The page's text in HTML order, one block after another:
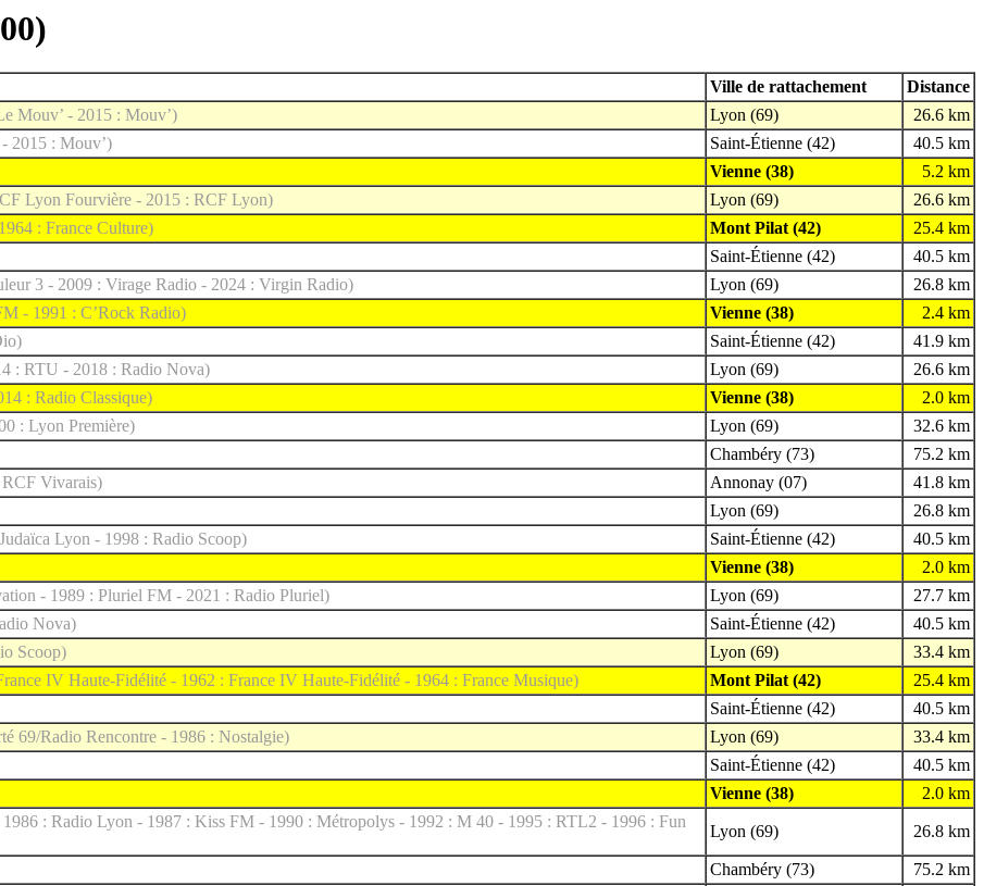
Ville de rattachement
Distance
Mouv’ - 2015 : Mouv’) Lyon (69)
26.6 km
2015 : Mouv’) Saint-Étienne (42)
40.5 km
Vienne (38)
5.2 km
Lyon Fourvière - 2015 : RCF Lyon) Lyon (69)
26.6 km
: France Culture) Mont Pilat (42)
25.4 km
Saint-Étienne (42)
40.5 km
3 - 2009 : Virage Radio - 2024 : Virgin Radio) Lyon (69)
26.8 km
- 1991 : C’Rock Radio) Vienne (38)
2.4 km
Saint-Étienne (42)
41.9 km
: RTU - 2018 : Radio Nova) Lyon (69)
26.6 km
: Radio Classique) Vienne (38)
2.0 km
: Lyon Première) Lyon (69)
32.6 km
Chambéry (73)
75.2 km
RCF Vivarais) Annonay (07)
41.8 km
Lyon (69)
26.8 km
Lyon - 1998 : Radio Scoop) Saint-Étienne (42)
40.5 km
Vienne (38)
2.0 km
- 1989 : Pluriel FM - 2021 : Radio Pluriel) Lyon (69)
27.7 km
Nova) Saint-Étienne (42)
40.5 km
Scoop) Lyon (69)
33.4 km
IV Haute-Fidélité - 1962 : France IV Haute-Fidélité - 1964 : France Musique) Mont Pilat (42)
25.4 km
Saint-Étienne (42)
40.5 km
69/Radio Rencontre - 1986 : Nostalgie) Lyon (69)
33.4 km
Saint-Étienne (42)
40.5 km
Vienne (38) 2.0 km
: Radio Lyon - 1987 : Kiss FM - 1990 : Métropolys - 1992 : M 40 - 1995 : RTL2 - 1996 : Fun
Lyon (69) 26.8 km
Chambéry (73)
75.2 km